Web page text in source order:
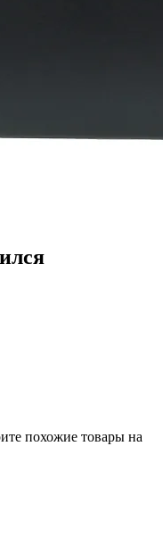
похожие товары на